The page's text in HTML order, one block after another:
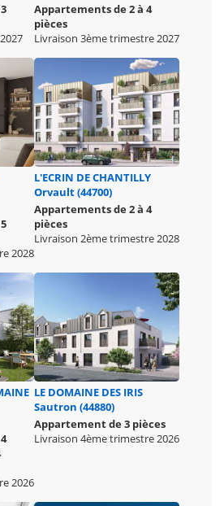
Appartements de 2 à 4
pièces
Livraison 3ème trimestre 2027
2028
L'ECRIN DE CHANTILLY
Orvault (44700)
Appartements de 2 à 4
pièces
Livraison 2ème trimestre 2028
2026
LE DOMAINE DES IRIS
Sautron (44880)
Appartement de 3 pièces
Livraison 4ème trimestre 2026